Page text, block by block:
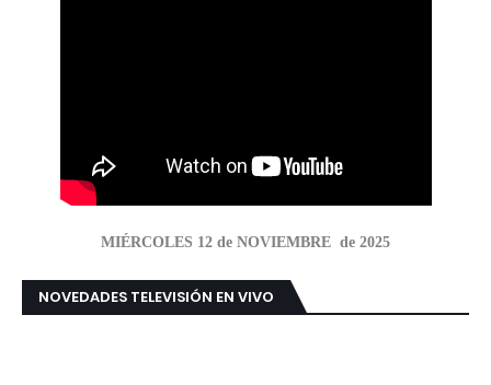
MIÉRCOLES 12 de NOVIEMBRE de 2025
NOVEDADES TELEVISIÓN EN VIVO